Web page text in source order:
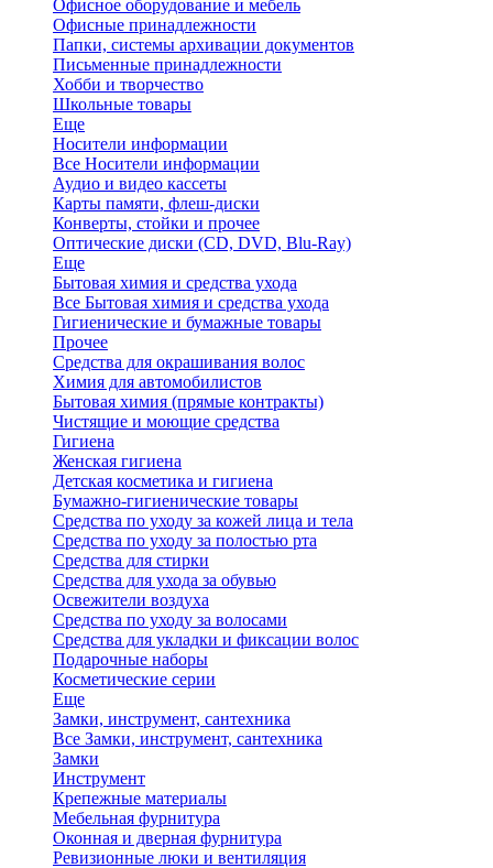
Офисное оборудование и мебель
Офисные принадлежности
Папки, системы архивации документов
Письменные принадлежности
Хобби и творчество
Школьные товары
Еще
Носители информации
Все Носители информации
Аудио и видео кассеты
Карты памяти, флеш-диски
Конверты, стойки и прочее
Оптические диски (CD, DVD, Blu-Ray)
Еще
Бытовая химия и средства ухода
Все Бытовая химия и средства ухода
Гигиенические и бумажные товары
Прочее
Средства для окрашивания волос
Химия для автомобилистов
Бытовая химия (прямые контракты)
Чистящие и моющие средства
Гигиена
Женская гигиена
Детская косметика и гигиена
Бумажно-гигиенические товары
Средства по уходу за кожей лица и тела
Средства по уходу за полостью рта
Средства для стирки
Средства для ухода за обувью
Освежители воздуха
Средства по уходу за волосами
Средства для укладки и фиксации волос
Подарочные наборы
Косметические серии
Еще
Замки, инструмент, сантехника
Все Замки, инструмент, сантехника
Замки
Инструмент
Крепежные материалы
Мебельная фурнитура
Оконная и дверная фурнитура
Ревизионные люки и вентиляция